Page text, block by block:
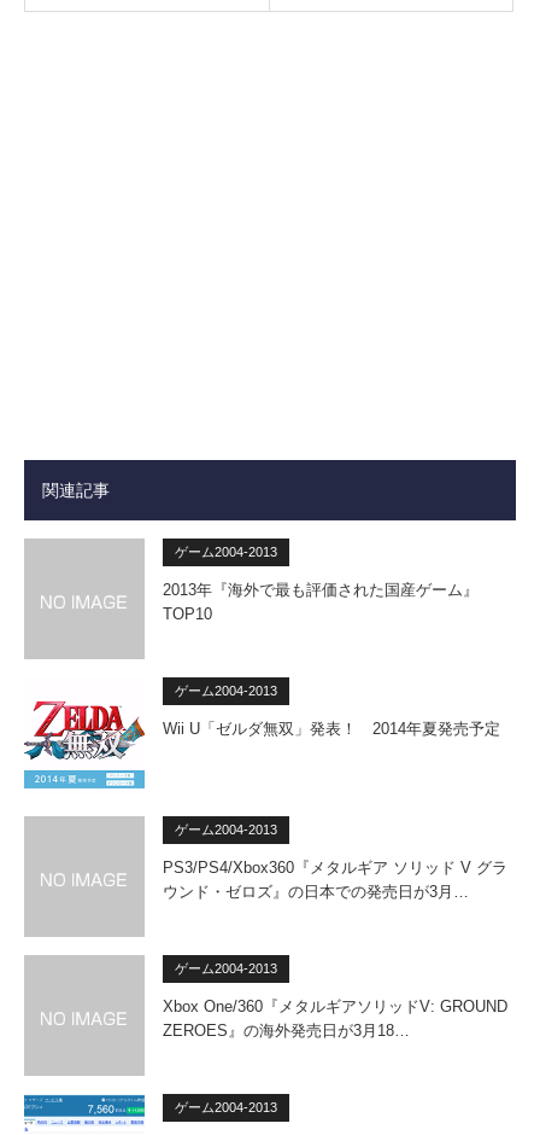
関連記事
ゲーム2004-2013
2013年『海外で最も評価された国産ゲーム』
TOP10
ゲーム2004-2013
Wii U「ゼルダ無双」発表！ 2014年夏発売予定
ゲーム2004-2013
PS3/PS4/Xbox360『メタルギア ソリッド V グラ
ウンド・ゼロズ』の日本での発売日が3月…
ゲーム2004-2013
Xbox One/360『メタルギアソリッドV: GROUND
ZEROES』の海外発売日が3月18…
ゲーム2004-2013